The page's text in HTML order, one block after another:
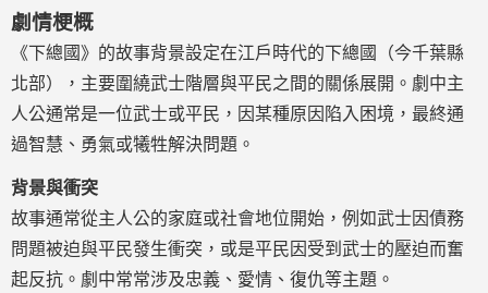
劇情梗概
《下總國》的故事背景設定在江戶時代的下總國（今千葉縣
北部），主要圍繞武士階層與平民之間的關係展開。劇中主
人公通常是一位武士或平民，因某種原因陷入困境，最終通
過智慧、勇氣或犧牲解決問題。
背景與衝突
故事通常從主人公的家庭或社會地位開始，例如武士因債務
問題被迫與平民發生衝突，或是平民因受到武士的壓迫而奮
起反抗。劇中常常涉及忠義、愛情、復仇等主題。